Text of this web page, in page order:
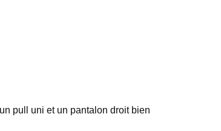
pull uni et un pantalon droit bien